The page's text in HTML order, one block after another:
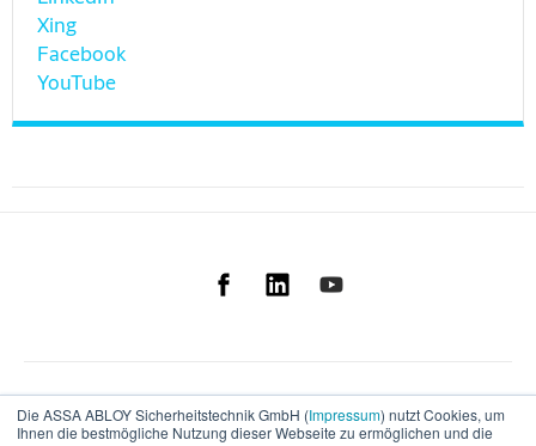
Die ASSA ABLOY Sicherheitstechnik GmbH (Impressum) nutzt Cookies, um
Ihnen die bestmögliche Nutzung dieser Webseite zu ermöglichen und die
Xing
Facebook
YouTube